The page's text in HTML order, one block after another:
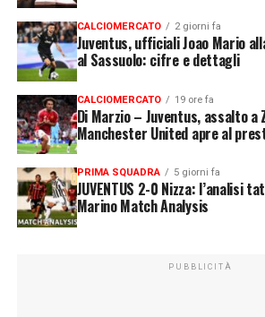
CALCIOMERCATO 2 giorni fa
Juventus, ufficiali Joao Mario
al Sassuolo: cifre e dettagli
CALCIOMERCATO 19 ore fa
Di Marzio – Juventus, assalto a
Manchester United apre al
PRIMA SQUADRA 5 giorni fa
JUVENTUS 2-0 Nizza: l’analisi
Marino Match Analysis
PUBBLICITÀ